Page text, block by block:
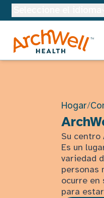
Skip to Main Content
Hogar/
Su centro
Es un
variedad
personas
ocurre en
para